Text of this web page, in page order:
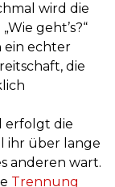
wird die
geht’s?“
ein echter
die
erfolgt die
ihr über lange
anderen wart.
Trennung